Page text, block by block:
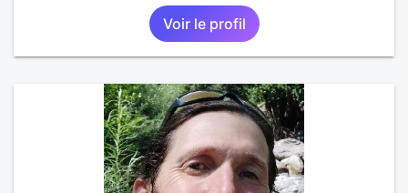
Voir le profil